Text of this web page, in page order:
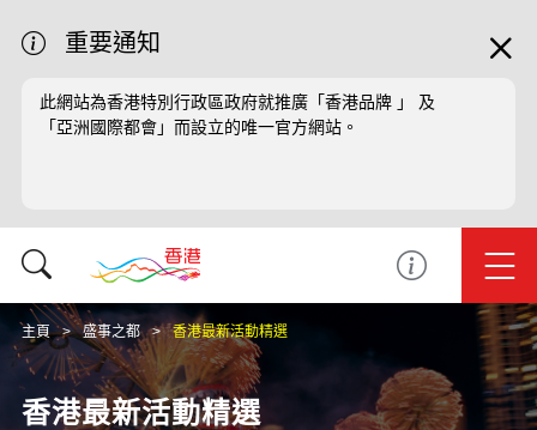
重要通知
此網站為香港特別行政區政府就推廣「香港品牌 」 及
「亞洲國際都會」而設立的唯一官方網站。
主頁 盛事之都 香港最新活動精選
香港最新活動精選